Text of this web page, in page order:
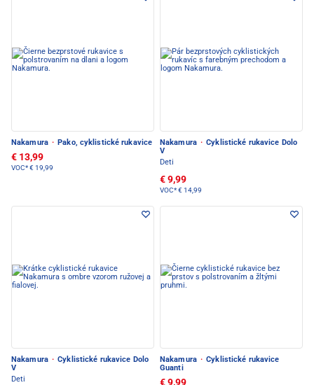
Nakamura · Pako, cyklistické rukavice
€ 13,99
VOC*€ 19,99
Nakamura · Cyklistické rukavice Dolo
V
Deti
€ 9,99
VOC*€ 14,99
Nakamura · Cyklistické rukavice Dolo
V
Deti
Nakamura · Cyklistické rukavice
Guanti
€ 9,99